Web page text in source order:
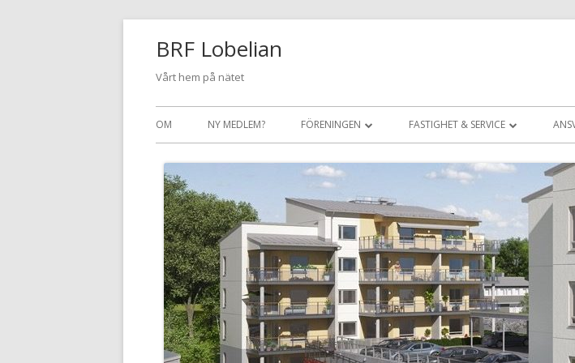
BRF Lobelian
Vårt hem på nätet
Primär
meny
OM NY MEDLEM? FÖRENINGEN
STYRELSE & VALBEREDNING
STYRELSEARBETE
FÖRENINGSSTÄMMA 2026
STADGAR
FASTIGHET & SERVICE
KONTAKTER, AVTAL
INRE & YTTRE
FÄRGSÄTTNING
DIGITAL-TV & BREDBAND